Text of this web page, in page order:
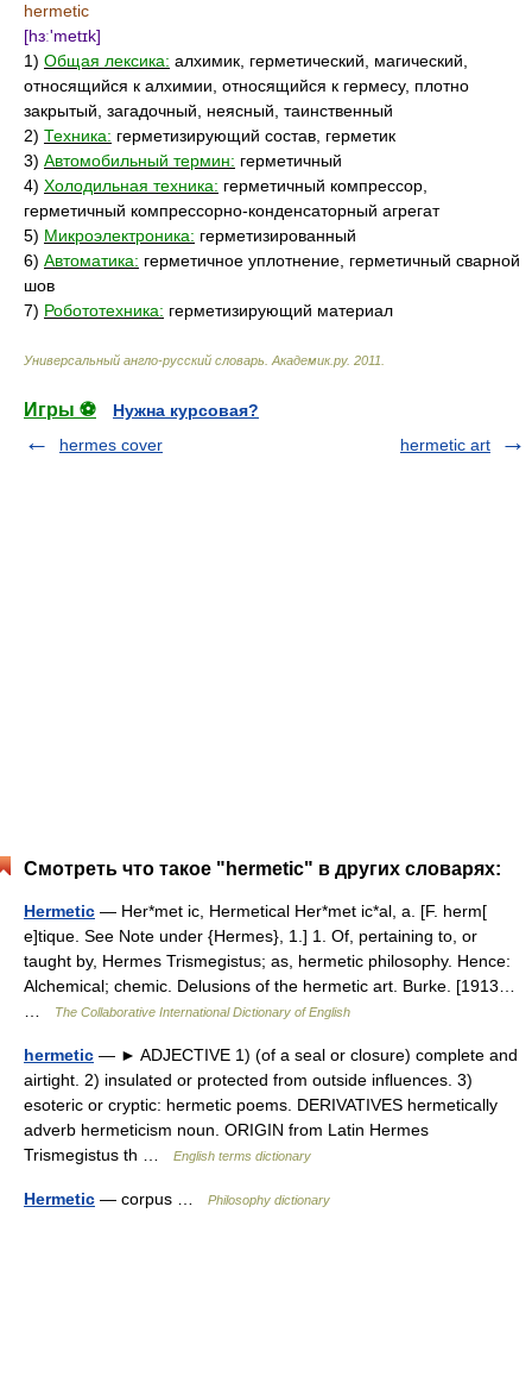
hermetic
[hɜː'metɪk]
1) Общая лексика: алхимик, герметический, магический,
относящийся к алхимии, относящийся к гермесу, плотно
закрытый, загадочный, неясный, таинственный
2) Техника: герметизирующий состав, герметик
3) Автомобильный термин: герметичный
4) Холодильная техника: герметичный компрессор,
герметичный компрессорно-конденсаторный агрегат
5) Микроэлектроника: герметизированный
6) Автоматика: герметичное уплотнение, герметичный сварной
шов
7) Робототехника: герметизирующий материал
Универсальный англо-русский словарь Академик.ру. 2011
Игры ⚽
Нужна курсовая?
hermes cover
hermetic art
Смотреть что такое "hermetic" в других словарях:
Hermetic — Her*met ic, Hermetical Her*met ic*al, a. [F. herm[
e]tique. See Note under {Hermes}, 1.] 1. Of, pertaining to, or
taught by, Hermes Trismegistus; as, hermetic philosophy. Hence:
Alchemical; chemic. Delusions of the hermetic art. Burke. [1913…
The Collaborative International Dictionary of English
hermetic — ► ADJECTIVE 1) (of a seal or closure) complete and
airtight. 2) insulated or protected from outside influences. 3)
esoteric or cryptic: hermetic poems. DERIVATIVES hermetically
adverb hermeticism noun. ORIGIN from Latin Hermes
Trismegistus th …
English terms dictionary
Hermetic — corpus … Philosophy dictionary